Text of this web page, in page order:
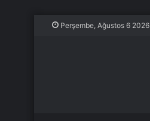
Perşembe, Ağustos 6 2026